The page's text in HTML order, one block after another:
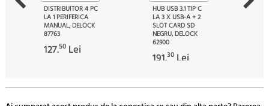
DISTRIBUITOR 4 PC
LA 1 PERIFERICA
MANUAL, DELOCK
87763
127.50 Lei
HUB USB 3.1 TIP C
LA 3 X USB-A + 2
SLOT CARD SD
NEGRU, DELOCK
62900
191.30 Lei